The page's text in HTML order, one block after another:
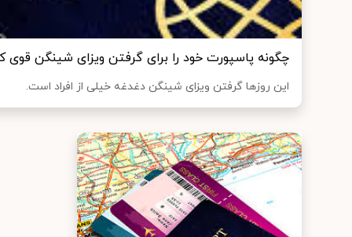
چگونه پاسپورت خود را برای گرفتن ویزای شینگن قوی
این روزها گرفتن ویزای شینگن دغدغه خیلی از افراد است.